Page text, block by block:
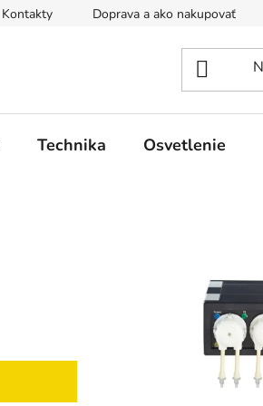
Kontakty Doprava a ako nakupovať
Technika Osvetlenie